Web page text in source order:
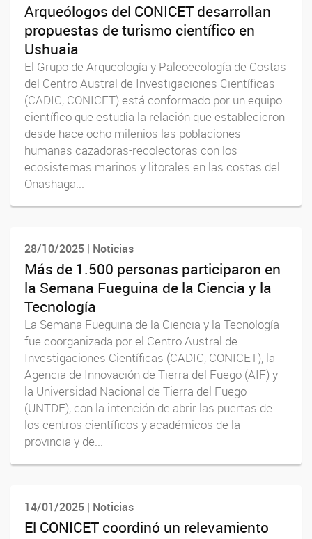
Arqueólogos del CONICET desarrollan
propuestas de turismo científico en
Ushuaia
El Grupo de Arqueología y Paleoecología de Costas
del Centro Austral de Investigaciones Científicas
(CADIC, CONICET) está conformado por un equipo
científico que estudia la relación que establecieron
desde hace ocho milenios las poblaciones
humanas cazadoras-recolectoras con los
ecosistemas marinos y litorales en las costas del
Onashaga...
28/10/2025 | Noticias
Más de 1.500 personas participaron en
la Semana Fueguina de la Ciencia y la
Tecnología
La Semana Fueguina de la Ciencia y la Tecnología
fue coorganizada por el Centro Austral de
Investigaciones Científicas (CADIC, CONICET), la
Agencia de Innovación de Tierra del Fuego (AIF) y
la Universidad Nacional de Tierra del Fuego
(UNTDF), con la intención de abrir las puertas de
los centros científicos y académicos de la
provincia y de...
14/01/2025 | Noticias
El CONICET coordinó un relevamiento